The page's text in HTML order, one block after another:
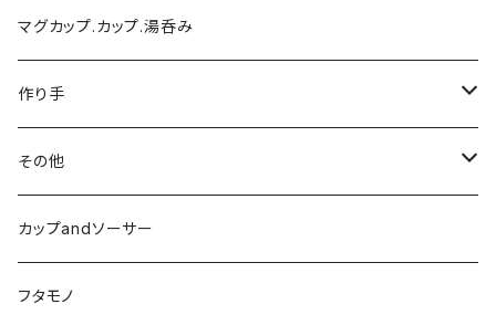
マグカップ.カップ.湯呑み
作り手
陶芸こまがた
榮一工房
ガラス工房ブンタロウ
その他
陶眞窯
カップandソーサー
フタモノ